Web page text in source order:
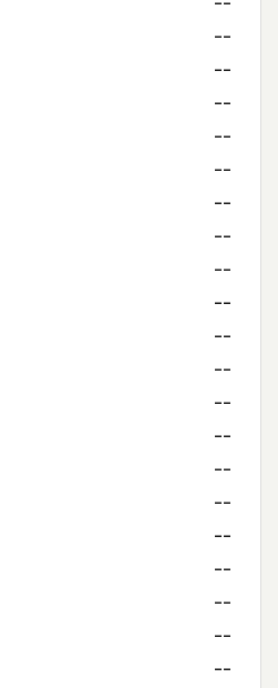
--
--
--
--
--
--
--
--
--
--
--
--
--
--
--
--
--
--
--
--